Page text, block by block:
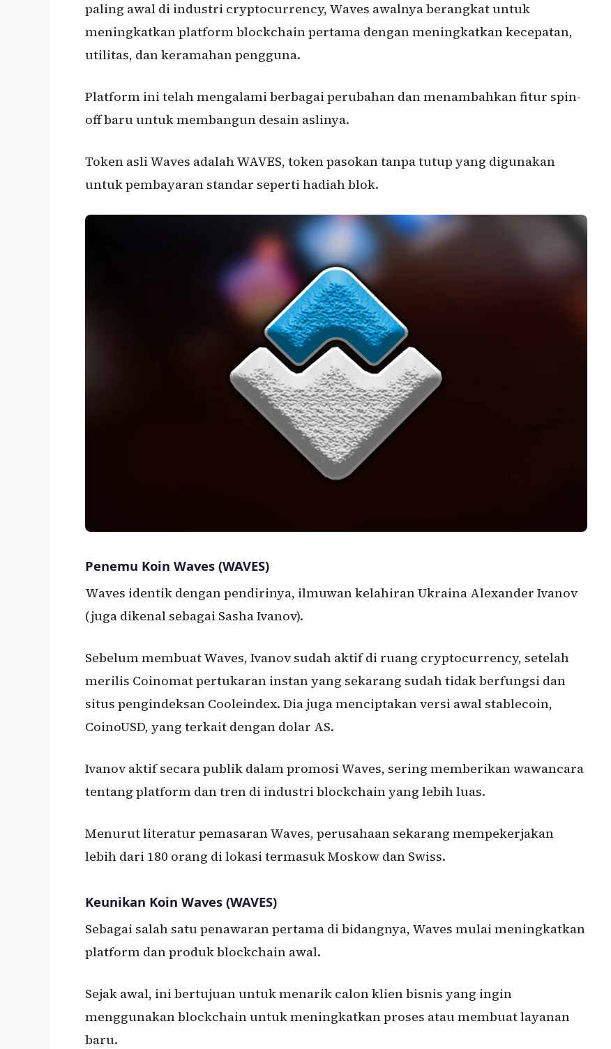
paling awal di industri cryptocurrency, Waves awalnya berangkat untuk
meningkatkan platform blockchain pertama dengan meningkatkan kecepatan,
utilitas, dan keramahan pengguna.
Platform ini telah mengalami berbagai perubahan dan menambahkan fitur spin-
off baru untuk membangun desain aslinya.
Token asli Waves adalah WAVES, token pasokan tanpa tutup yang digunakan
untuk pembayaran standar seperti hadiah blok.
Penemu Koin Waves (WAVES)
Waves identik dengan pendirinya, ilmuwan kelahiran Ukraina Alexander Ivanov
(juga dikenal sebagai Sasha Ivanov).
Sebelum membuat Waves, Ivanov sudah aktif di ruang cryptocurrency, setelah
merilis Coinomat pertukaran instan yang sekarang sudah tidak berfungsi dan
situs pengindeksan Cooleindex. Dia juga menciptakan versi awal stablecoin,
CoinoUSD, yang terkait dengan dolar AS.
Ivanov aktif secara publik dalam promosi Waves, sering memberikan wawancara
tentang platform dan tren di industri blockchain yang lebih luas.
Menurut literatur pemasaran Waves, perusahaan sekarang mempekerjakan
lebih dari 180 orang di lokasi termasuk Moskow dan Swiss.
Keunikan Koin Waves (WAVES)
Sebagai salah satu penawaran pertama di bidangnya, Waves mulai meningkatkan
platform dan produk blockchain awal.
Sejak awal, ini bertujuan untuk menarik calon klien bisnis yang ingin
menggunakan blockchain untuk meningkatkan proses atau membuat layanan
baru.